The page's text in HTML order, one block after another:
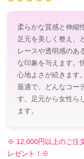
柔らかな質感と伸縮
足元を美しく整え、
レースや透明感のあ
な印象を与えます。
心地よさが続きます
最適で、どんなコー
す。足元から女性ら
ます。
※ 12,000円以上のご注
レゼント！※